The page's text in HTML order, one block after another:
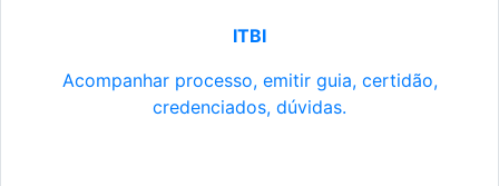
ITBI
Acompanhar processo, emitir guia, certidão,
credenciados, dúvidas.